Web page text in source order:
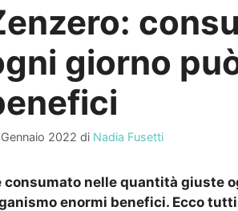
giorno
2022 di Nadia Fusetti
consumato nelle quantità giuste
enormi benefici. Ecco